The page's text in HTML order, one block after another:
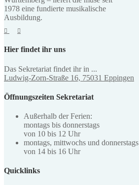
1978 eine fundierte musikalische
Ausbildung.
Hier findet ihr uns
Das Sekretariat findet ihr in ...
Ludwig-Zorn-Straße 16, 75031 Eppingen
Öffnungszeiten Sekretariat
Außerhalb der Ferien:
montags bis donnerstags
von 10 bis 12 Uhr
montags, mittwochs und donnerstags
von 14 bis 16 Uhr
Quicklinks